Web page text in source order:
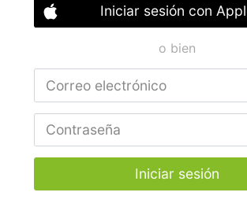
Iniciar sesión con
o bien
Iniciar sesión